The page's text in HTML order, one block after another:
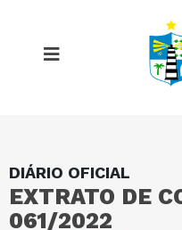
DIÁRIO OFICIAL
EXTRATO DE
061/2022
MAPA DO SITE